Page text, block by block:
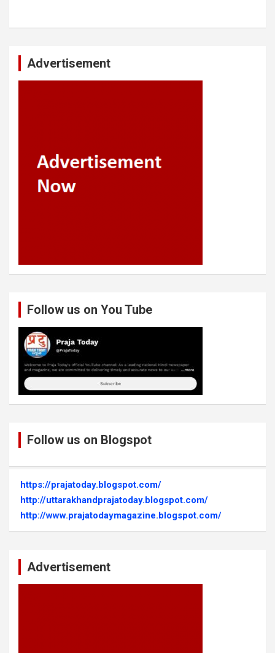
Advertisement
Follow us on You Tube
Follow us on Blogspot
https://prajatoday.blogspot.com/
http://uttarakhandprajatoday.blogspot.com/
http://www.prajatodaymagazine.blogspot.com/
Advertisement